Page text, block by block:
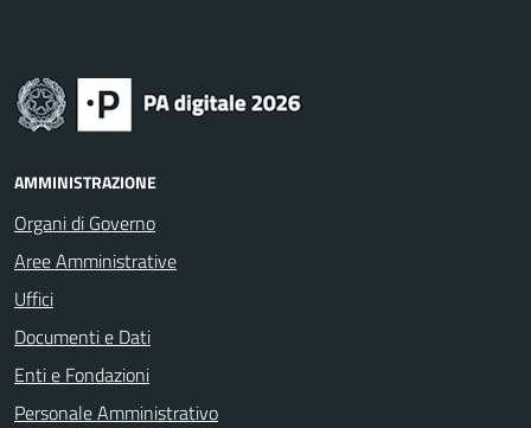
AMMINISTRAZIONE
Organi di Governo
Aree Amministrative
Uffici
Documenti e Dati
Enti e Fondazioni
Personale Amministrativo